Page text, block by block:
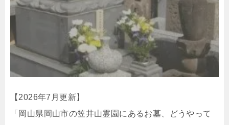
【2026年7月更新】
「岡山県岡山市の笠井山霊園にあるお墓、どうやって